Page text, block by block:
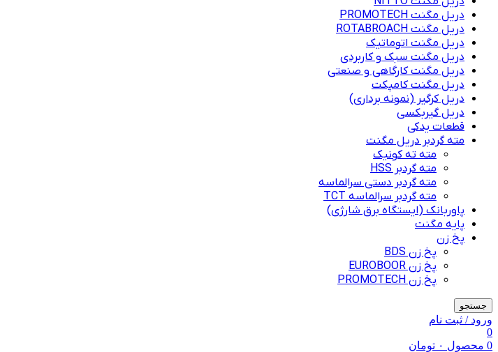
دریل مگنت PROMOTECH
دریل مگنت ROTABROACH
دریل مگنت اتوماتیک
دریل مگنت سبک و کاربردی
دریل مگنت کارگاهی و صنعتی
دریل مگنت کامپکت
دریل کرگیر (نمونه برداری)
دریل گیربکسی
قطعات یدکی
مته گردبر دریل مگنت
مته ته کونیک
مته گردبر HSS
مته گردبر دستی سرالماسه
مته گردبر سرالماسه TCT
پاوربانک (ایستگاه برق شارژی)
پایه مگنت
پخ زن
پخ زن BDS
پخ زن EUROBOOR
پخ زن PROMOTECH
جستجو
ورود / ثبت نام
0
0 محصول ۰ تومان